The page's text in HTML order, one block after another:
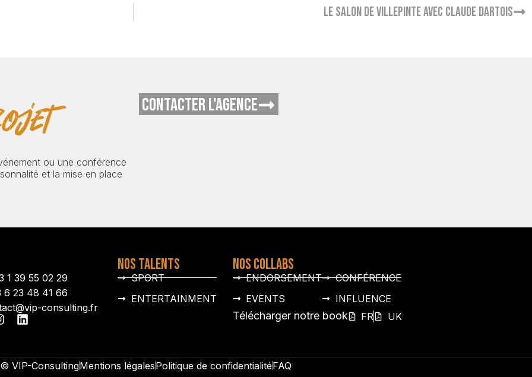
Le Salon de Villepinte avec Claude Dartois
ou une conférence
et la mise en place
CONTACTER L'AGENCE
1 39 55 02 29
6 23 48 41 66
consulting.fr
NOS TALENTS
SPORT
ENTERTAINMENT
NOS COLLABS
ENDORSEMENT
EVENTS
CONFÉRENCE
INFLUENCE
Télécharger notre book FR UK
VIP-ConsultingMentions légalesPolitique de confidentialitéFAQ